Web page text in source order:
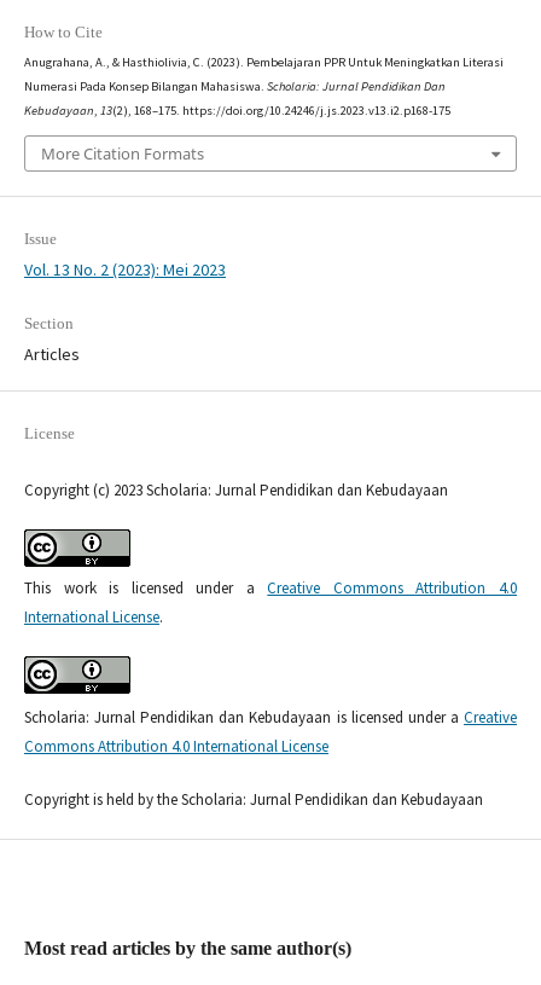
How to Cite
Anugrahana, A., & Hasthiolivia, C. (2023). Pembelajaran PPR Untuk Meningkatkan Literasi
Numerasi Pada Konsep Bilangan Mahasiswa. Scholaria: Jurnal Pendidikan Dan
Kebudayaan, 13(2), 168–175. https://doi.org/10.24246/j.js.2023.v13.i2.p168-175
More Citation Formats
Issue
Vol. 13 No. 2 (2023): Mei 2023
Section
Articles
License
Copyright (c) 2023 Scholaria: Jurnal Pendidikan dan Kebudayaan
This work is licensed under aCreative Commons Attribution 4.0
International License.
Scholaria: Jurnal Pendidikan dan Kebudayaan is licensed under aCreative
Commons Attribution 4.0 International License
Copyright is held by the Scholaria: Jurnal Pendidikan dan Kebudayaan
Most read articles by the same author(s)